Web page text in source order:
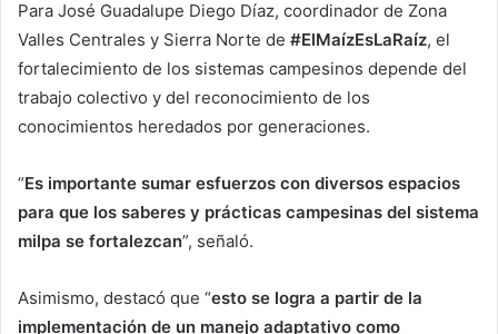
Para José Guadalupe Diego Díaz, coordinador de Zona
Valles Centrales y Sierra Norte de #ElMaízEsLaRaíz, el
fortalecimiento de los sistemas campesinos depende del
trabajo colectivo y del reconocimiento de los
conocimientos heredados por generaciones.
“Es importante sumar esfuerzos con diversos espacios
para que los saberes y prácticas campesinas del sistema
milpa se fortalezcan”, señaló.
Asimismo, destacó que “esto se logra a partir de la
implementación de un manejo adaptativo como